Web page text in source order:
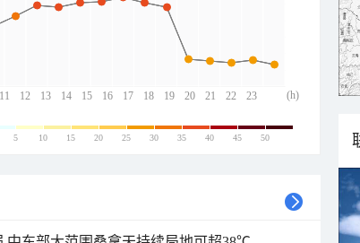
11 12 13 14 15 16 17 18 19 20 21 22 23
(h)
5 10 15 20 25 30 35 40 45 50